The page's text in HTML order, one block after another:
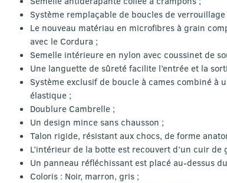
Système remplaçable de boucles de
Le nouveau matériau en microfibres à grain
avec le Cordura ;
Semelle intérieure en nylon avec coussinet de
Une languette de sûreté facilite l’entrée et la
Système exclusif de boucle à cames combiné à
élastique ;
Doublure Cambrelle ;
Un design mince sans chausson ;
Talon rigide, résistant aux chocs, de forme
L’intérieur de la botte est recouvert d’un cuir
Un panneau réfléchissant est placé au-dessus
Coloris : Noir, marron, gris ;